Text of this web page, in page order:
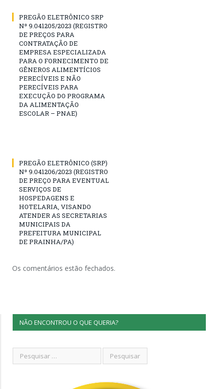
PREGÃO ELETRÔNICO SRP
Nº 9.041205/2023 (REGISTRO
DE PREÇOS PARA
CONTRATAÇÃO DE
EMPRESA ESPECIALIZADA
PARA O FORNECIMENTO DE
GÊNEROS ALIMENTÍCIOS
PERECÍVEIS E NÃO
PERECÍVEIS PARA
EXECUÇÃO DO PROGRAMA
DA ALIMENTAÇÃO
ESCOLAR – PNAE)
PREGÃO ELETRÔNICO (SRP)
Nº 9.041206/2023 (REGISTRO
DE PREÇO PARA EVENTUAL
SERVIÇOS DE
HOSPEDAGENS E
HOTELARIA, VISANDO
ATENDER AS SECRETARIAS
MUNICIPAIS DA
PREFEITURA MUNICIPAL
DE PRAINHA/PA)
Os comentários estão fechados.
NÃO ENCONTROU O QUE QUERIA?